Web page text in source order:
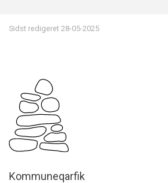
Sidst redigeret 28-05-2025
Kommuneqarfik